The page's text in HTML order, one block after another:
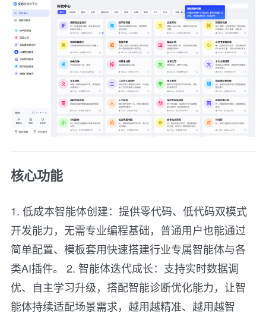
核心功能
1. 低成本智能体创建：提供零代码、低代码双模式
开发能力，无需专业编程基础，普通用户也能通过
简单配置、模板套用快速搭建行业专属智能体与各
类AI插件。 2. 智能体迭代成长：支持实时数据调
优、自主学习升级，搭配智能诊断优化能力，让智
能体持续适配场景需求，越用越精准、越用越智